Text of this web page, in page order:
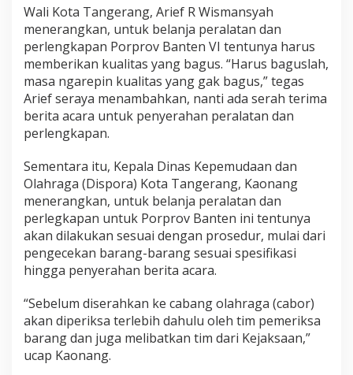
Wali Kota Tangerang, Arief R Wismansyah
menerangkan, untuk belanja peralatan dan
perlengkapan Porprov Banten VI tentunya harus
memberikan kualitas yang bagus. “Harus baguslah,
masa ngarepin kualitas yang gak bagus,” tegas
Arief seraya menambahkan, nanti ada serah terima
berita acara untuk penyerahan peralatan dan
perlengkapan.
Sementara itu, Kepala Dinas Kepemudaan dan
Olahraga (Dispora) Kota Tangerang, Kaonang
menerangkan, untuk belanja peralatan dan
perlegkapan untuk Porprov Banten ini tentunya
akan dilakukan sesuai dengan prosedur, mulai dari
pengecekan barang-barang sesuai spesifikasi
hingga penyerahan berita acara.
“Sebelum diserahkan ke cabang olahraga (cabor)
akan diperiksa terlebih dahulu oleh tim pemeriksa
barang dan juga melibatkan tim dari Kejaksaan,”
ucap Kaonang.